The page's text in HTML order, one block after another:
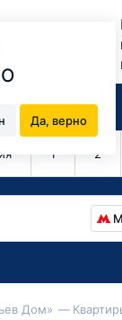
Да, верно
комнат
1 2
Дом»